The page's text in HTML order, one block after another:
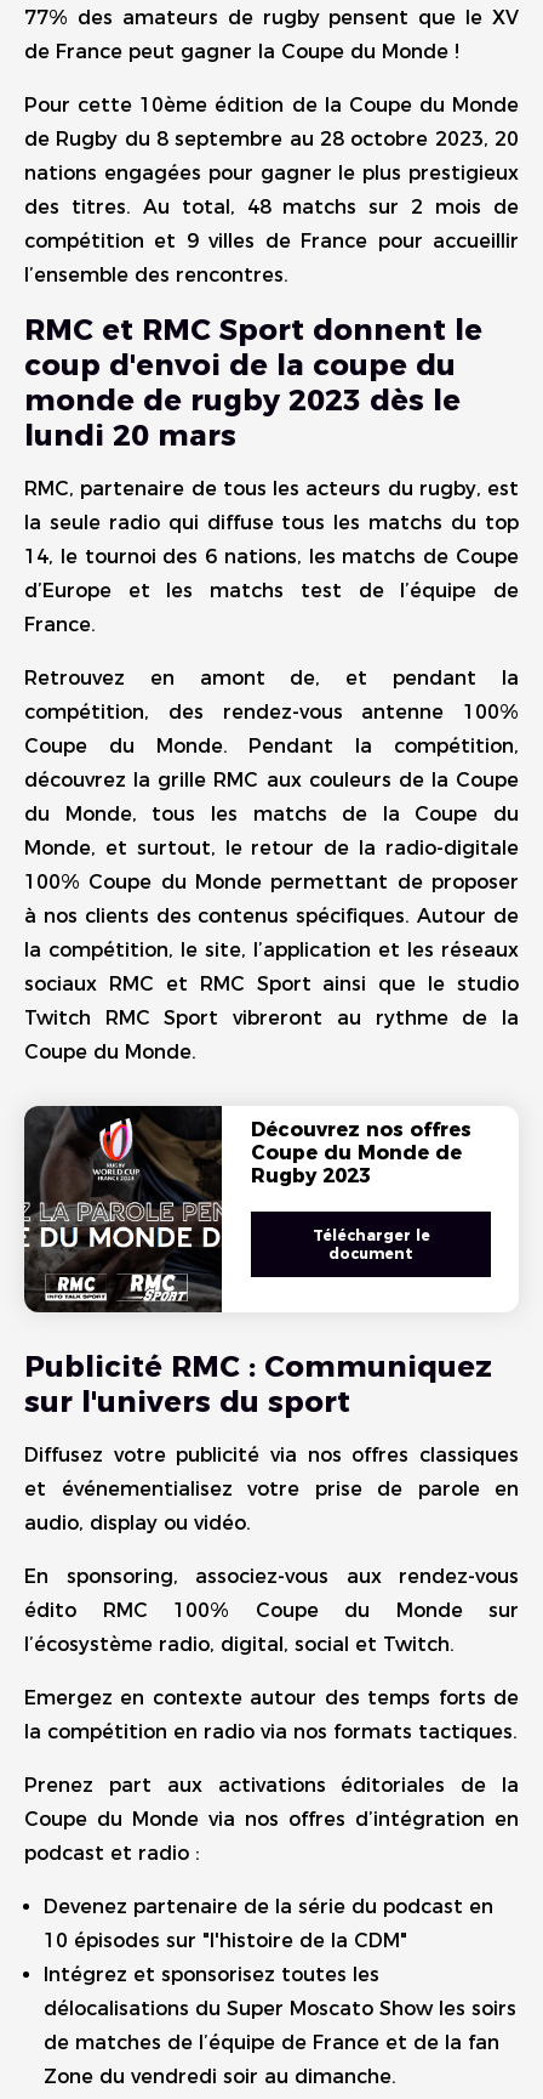
77% des amateurs de rugby pensent que le XV
de France peut gagner la Coupe du Monde !
Pour cette 10ème édition de la Coupe du Monde
de Rugby du 8 septembre au 28 octobre 2023, 20
nations engagées pour gagner le plus prestigieux
des titres. Au total, 48 matchs sur 2 mois de
compétition et 9 villes de France pour accueillir
l’ensemble des rencontres.
RMC et RMC Sport donnent le
coup d'envoi de la coupe du
monde de rugby 2023 dès le
lundi 20 mars
RMC, partenaire de tous les acteurs du rugby, est
la seule radio qui diffuse tous les matchs du top
14, le tournoi des 6 nations, les matchs de Coupe
d’Europe et les matchs test de l’équipe de
France.
Retrouvez en amont de, et pendant la
compétition, des rendez-vous antenne 100%
Coupe du Monde. Pendant la compétition,
découvrez la grille RMC aux couleurs de la Coupe
du Monde, tous les matchs de la Coupe du
Monde, et surtout, le retour de la radio-digitale
100% Coupe du Monde permettant de proposer
à nos clients des contenus spécifiques. Autour de
la compétition, le site, l’application et les réseaux
sociaux RMC et RMC Sport ainsi que le studio
Twitch RMC Sport vibreront au rythme de la
Coupe du Monde.
Découvrez nos offres
Coupe du Monde de
Rugby 2023
Télécharger le
document
Publicité RMC : Communiquez
sur l'univers du sport
Diffusez votre publicité via nos offres classiques
et événementialisez votre prise de parole en
audio, display ou vidéo.
En sponsoring, associez-vous aux rendez-vous
édito RMC 100% Coupe du Monde sur
l’écosystème radio, digital, social et Twitch.
Emergez en contexte autour des temps forts de
la compétition en radio via nos formats tactiques.
Prenez part aux activations éditoriales de la
Coupe du Monde via nos offres d’intégration en
podcast et radio :
Devenez partenaire de la série du podcast en
10 épisodes sur "l'histoire de la CDM"
Intégrez et sponsorisez toutes les
délocalisations du Super Moscato Show les soirs
de matches de l’équipe de France et de la fan
Zone du vendredi soir au dimanche.